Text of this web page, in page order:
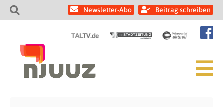
Newsletter-Abo Beitrag schreiben